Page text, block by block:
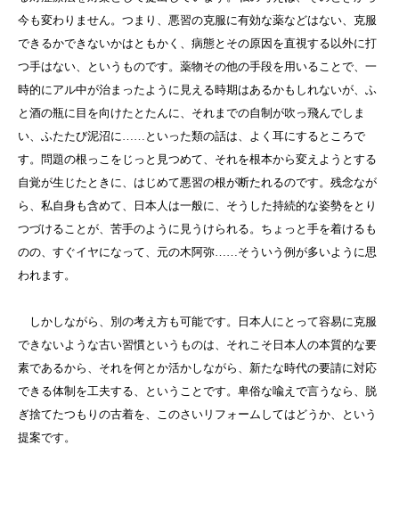
今も変わりません。つまり、悪習の克服に有効な薬などはない、克服
できるかできないかはともかく、病態とその原因を直視する以外に打
つ手はない、というものです。薬物その他の手段を用いることで、一
時的にアル中が治まったように見える時期はあるかもしれないが、ふ
と酒の瓶に目を向けたとたんに、それまでの自制が吹っ飛んでしま
い、ふたたび泥沼に……といった類の話は、よく耳にするところで
す。問題の根っこをじっと見つめて、それを根本から変えようとする
自覚が生じたときに、はじめて悪習の根が断たれるのです。残念なが
ら、私自身も含めて、日本人は一般に、そうした持続的な姿勢をとり
つづけることが、苦手のように見うけられる。ちょっと手を着けるも
のの、すぐイヤになって、元の木阿弥……そういう例が多いように思
われます。
しかしながら、別の考え方も可能です。日本人にとって容易に克服
できないような古い習慣というものは、それこそ日本人の本質的な要
素であるから、それを何とか活かしながら、新たな時代の要請に対応
できる体制を工夫する、ということです。卑俗な喩えで言うなら、脱
ぎ捨てたつもりの古着を、このさいリフォームしてはどうか、という
提案です。